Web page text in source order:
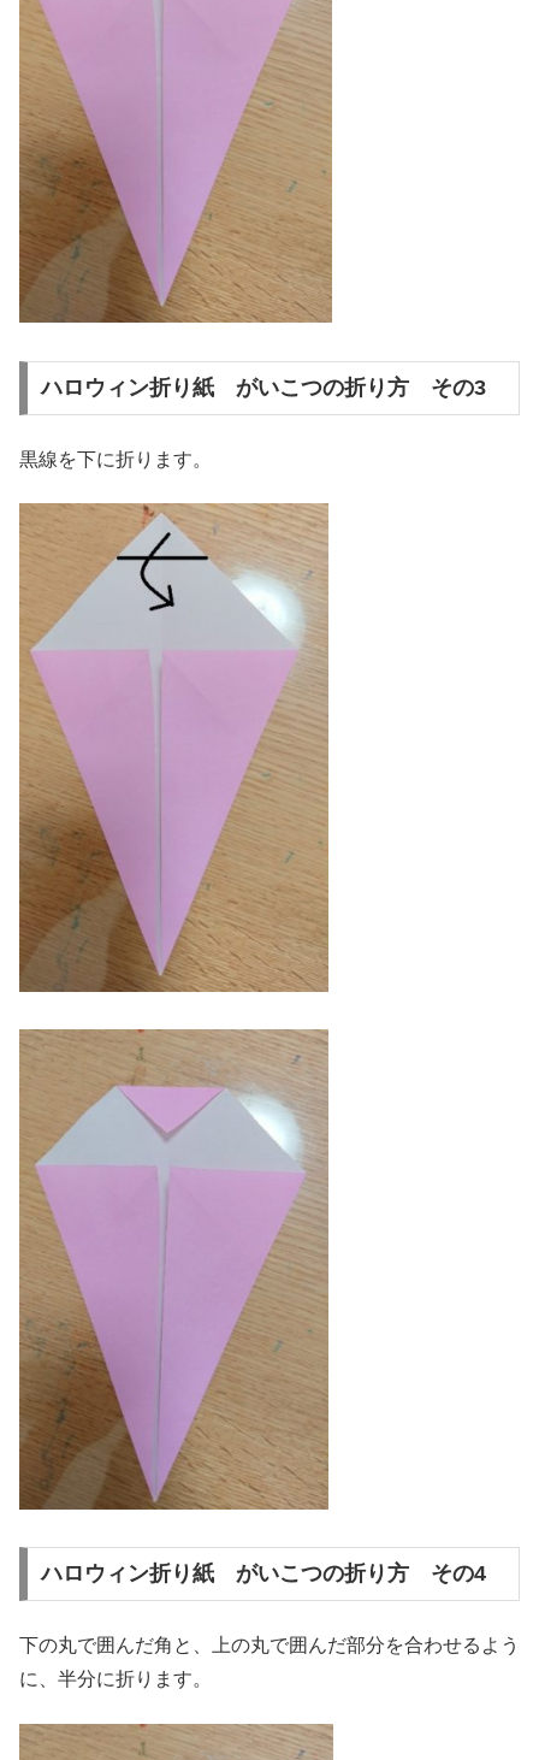
ハロウィン折り紙 がいこつの折り方 その3
黒線を下に折ります。
ハロウィン折り紙 がいこつの折り方 その4
下の丸で囲んだ角と、上の丸で囲んだ部分を合わせるよう
に、半分に折ります。